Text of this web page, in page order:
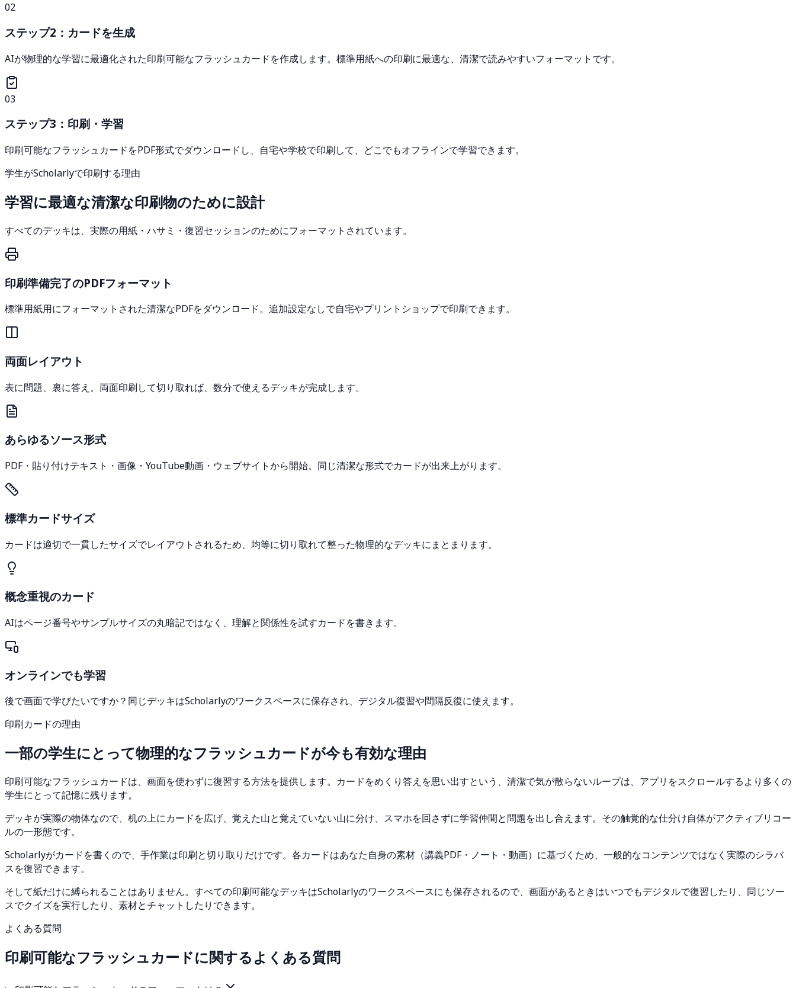
02
ステップ2：カードを生成
AIが物理的な学習に最適化された印刷可能なフラッシュカードを作成します。標準用紙への印刷に最適な、清潔で読みやすいフォーマットです。
03
ステップ3：印刷・学習
印刷可能なフラッシュカードをPDF形式でダウンロードし、自宅や学校で印刷して、どこでもオフラインで学習できます。
学生がScholarlyで印刷する理由
学習に最適な清潔な印刷物のために設計
すべてのデッキは、実際の用紙・ハサミ・復習セッションのためにフォーマットされています。
印刷準備完了のPDFフォーマット
標準用紙用にフォーマットされた清潔なPDFをダウンロード。追加設定なしで自宅やプリントショップで印刷できます。
両面レイアウト
表に問題、裏に答え。両面印刷して切り取れば、数分で使えるデッキが完成します。
あらゆるソース形式
PDF・貼り付けテキスト・画像・YouTube動画・ウェブサイトから開始。同じ清潔な形式でカードが出来上がります。
標準カードサイズ
カードは適切で一貫したサイズでレイアウトされるため、均等に切り取れて整った物理的なデッキにまとまります。
概念重視のカード
AIはページ番号やサンプルサイズの丸暗記ではなく、理解と関係性を試すカードを書きます。
オンラインでも学習
後で画面で学びたいですか？同じデッキはScholarlyのワークスペースに保存され、デジタル復習や間隔反復に使えます。
印刷カードの理由
一部の学生にとって物理的なフラッシュカードが今も有効な理由
印刷可能なフラッシュカードは、画面を使わずに復習する方法を提供します。カードをめくり答えを思い出すという、清潔で気が散らないループは、アプリをスクロールするより多くの
学生にとって記憶に残ります。
デッキが実際の物体なので、机の上にカードを広げ、覚えた山と覚えていない山に分け、スマホを回さずに学習仲間と問題を出し合えます。その触覚的な仕分け自体がアクティブリコー
ルの一形態です。
Scholarlyがカードを書くので、手作業は印刷と切り取りだけです。各カードはあなた自身の素材（講義PDF・ノート・動画）に基づくため、一般的なコンテンツではなく実際のシラバ
スを復習できます。
そして紙だけに縛られることはありません。すべての印刷可能なデッキはScholarlyのワークスペースにも保存されるので、画面があるときはいつでもデジタルで復習したり、同じソー
スでクイズを実行したり、素材とチャットしたりできます。
よくある質問
印刷可能なフラッシュカードに関するよくある質問